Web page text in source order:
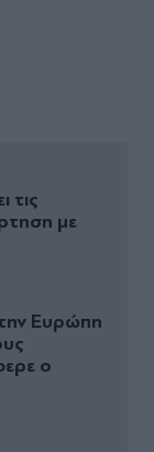
τις
με
Ευρώπη
ο